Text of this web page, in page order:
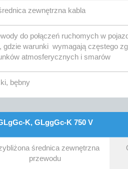
zewnętrzna kabla
do połączeń ruchomych w
gdzie warunki wymagają częstego
atmosferycznych i smarów
bębny
K, GLggGc-K 750 V
średnica zewnętrzna
przewodu